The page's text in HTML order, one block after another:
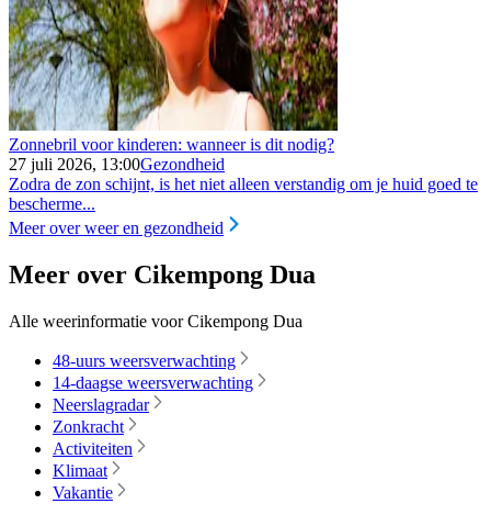
Zonnebril voor kinderen: wanneer is dit nodig?
27 juli 2026, 13:00Gezondheid
Zodra de zon schijnt, is het niet alleen verstandig om je huid goed te
bescherme...
Meer over weer en gezondheid
Meer over Cikempong Dua
Alle weerinformatie voor Cikempong Dua
48-uurs weersverwachting
14-daagse weersverwachting
Neerslagradar
Zonkracht
Activiteiten
Klimaat
Vakantie